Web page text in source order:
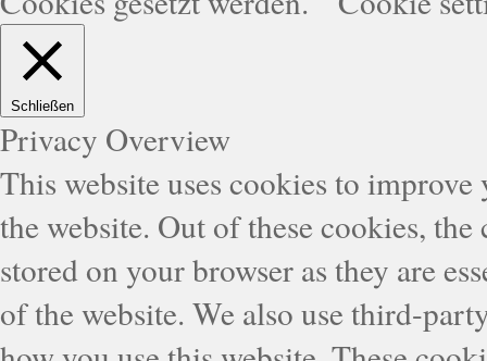
Schließen
Privacy Overview
This website uses cookies to
the website. Out of these cookies,
stored on your browser as they are
of the website. We also use third-